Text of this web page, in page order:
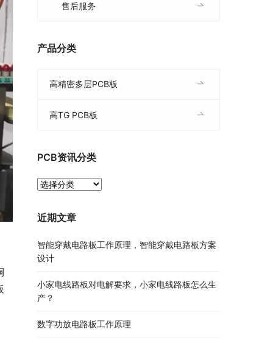
售后服务
产品分类
高精密多层PCB板
高TG PCB板
PCB资讯分类
PCB
分
近期文章
智能穿戴电路板工作原理，智能穿戴电路板方案
设计
小家电线路板对电解要求，小家电线路板怎么生
产？
数字功放电路板工作原理